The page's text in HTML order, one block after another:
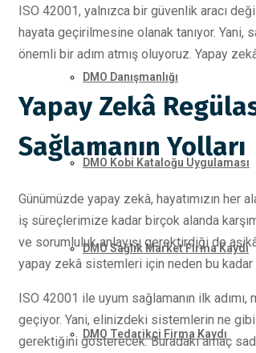
DMO Danışmanlığı
DMO Kobi Kataloğu Uygulaması
DMO Sağlık Market Firma Kaydı
DMO Tedarikçi Firma Kaydı
ISO 42001, yalnızca bir güvenlik aracı
hayata geçirilmesine olanak tanıyor. Yani,
önemli bir adım atmış oluyoruz. Yapay
Yapay Zekâ
Sağlamanın Yolları
Günümüzde yapay zekâ, hayatımızın her
iş süreçlerimize kadar birçok alanda
ve sorumluluk anlayışı gerektirdiği de
yapay zekâ sistemleri için neden bu kadar
ISO 42001 ile uyum sağlamanın ilk
geçiyor. Yani, elinizdeki sistemlerin ne gibi
gerektiğini gösterecek. Buradaki amaç